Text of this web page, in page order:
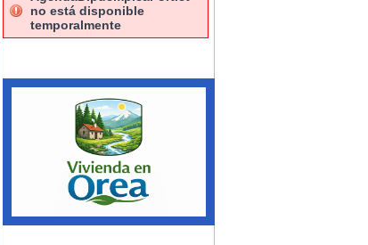
no está disponible
temporalmente